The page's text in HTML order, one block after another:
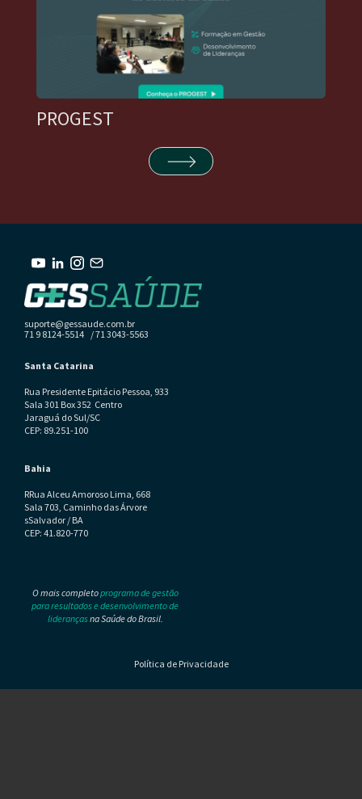
PROGEST
suporte@gessaude.com.br
71 9 8124-5514 / 71 3043-5563
Santa Catarina
Rua Presidente Epitácio Pessoa, 933
Sala 301 Box 352 Centro
Jaraguá do Sul/SC
CEP: 89.251-100
Bahia
RRua Alceu Amoroso Lima, 668
Sala 703, Caminho das Árvore
sSalvador / BA
CEP: 41.820-770
O mais completoprograma de gestão
para resultados e desenvolvimento de
liderançasna Saúde do Brasil.
Política de Privacidade